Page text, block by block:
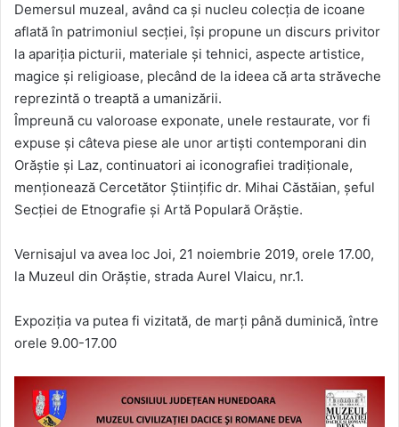
Demersul muzeal, având ca și nucleu colecția de icoane
aflată în patrimoniul secției, își propune un discurs privitor
la apariția picturii, materiale și tehnici, aspecte artistice,
magice și religioase, plecând de la ideea că arta străveche
reprezintă o treaptă a umanizării.
Împreună cu valoroase exponate, unele restaurate, vor fi
expuse și câteva piese ale unor artiști contemporani din
Orăștie și Laz, continuatori ai iconografiei tradiționale,
menționează Cercetător Științific dr. Mihai Căstăian, șeful
Secției de Etnografie și Artă Populară Orăștie.
Vernisajul va avea loc Joi, 21 noiembrie 2019, orele 17.00,
la Muzeul din Orăștie, strada Aurel Vlaicu, nr.1.
Expoziția va putea fi vizitată, de marți până duminică, între
orele 9.00-17.00